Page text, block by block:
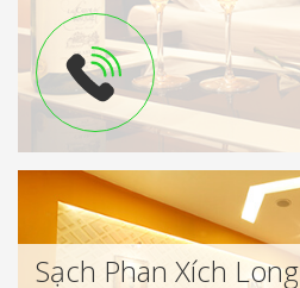
Sạch Phan Xích Long